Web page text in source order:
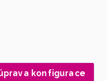
konfigurace